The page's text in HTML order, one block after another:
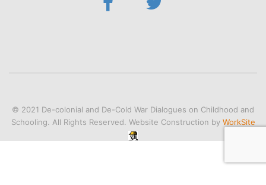
© 2021 De-colonial and De-Cold War Dialogues on Childhood and
Schooling. All Rights Reserved. Website Construction by WorkSite